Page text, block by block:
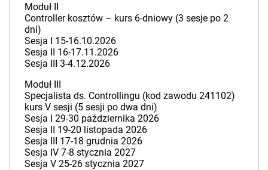
Moduł II
Controller kosztów – kurs 6-dniowy (3 sesje po 2
dni)
Sesja I 15-16.10.2026
Sesja II 16-17.11.2026
Sesja III 3-4.12.2026
Moduł III
Specjalista ds. Controllingu (kod zawodu 241102)
kurs V sesji (5 sesji po dwa dni)
Sesja I 29-30 października 2026
Sesja II 19-20 listopada 2026
Sesja III 17-18 grudnia 2026
Sesja IV 7-8 stycznia 2027
Sesja V 25-26 stycznia 2027